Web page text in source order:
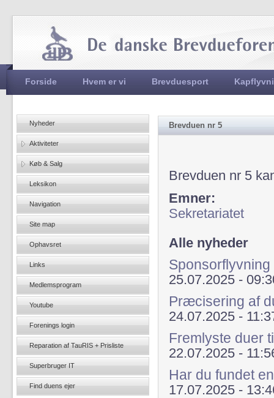
Hovedmenu
Forside Hvem er vi Brevduesport
Brevduen nr 5
Brevduen nr 5
Emner:
Sekretariatet
Alle nyheder
Sponsorflyvning
25.07.2025 -
Præcisering af
24.07.2025 -
Fremlyste duer
22.07.2025 -
Har du fundet
17.07.2025 -
Nyheder
Aktiviteter
Køb & Salg
Leksikon
Navigation
Site map
Ophavsret
Links
Medlemsprogram
Youtube
Forenings login
Reparation af TauRIS + Prisliste
Superbruger IT
Find duens ejer